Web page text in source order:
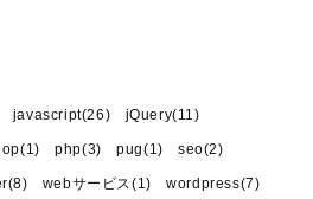
javascript(26) jQuery(11)
php(3) pug(1) seo(2)
webサービス(1) wordpress(7)